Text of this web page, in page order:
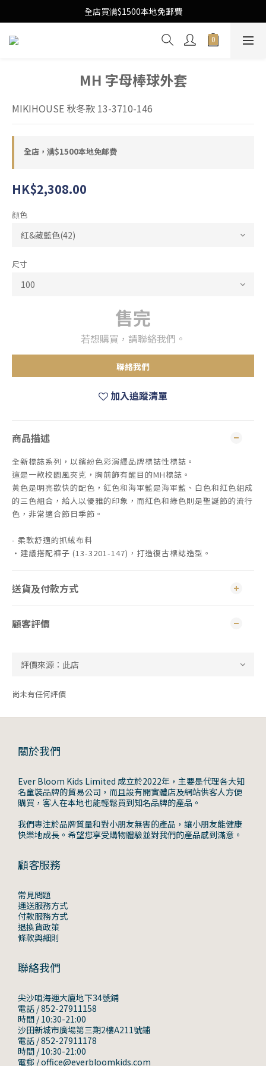
Free Local Shipping Upon $1500 purchase
全店買满$1500本地免郵費
Free Local Shipping Upon $1500 purchase
MH 字母棒球外套
MIKIHOUSE 秋冬款 13-3710-146
全店，满$1500本地免邮费
HK$2,308.00
顔色
尺寸
售完
若想購買，請聯絡我們。
聯絡我們
加入追蹤清單
商品描述
全新標誌系列，以繽紛色彩演繹品牌標誌性標誌。
這是一款校園風夾克，胸前​​飾有醒目的MH標誌。
黃色是明亮歡快的配色，紅色和海軍藍是海軍藍、白色和紅色組成
的三色組合，給人以優雅的印象，而紅色和綠色則是聖誕節的流行
色，非常適合節日季節。
- 柔軟舒適的抓絨布料
・建議搭配褲子 (13-3201-147)，打造復古標誌造型。
送貨及付款方式
顧客評價
尚未有任何評價
關於我們
Ever Bloom Kids Limited 成立於2022年，主要是代理各大知
名童裝品牌的貿易公司，而且設有開實體店及網站供客人方便
購買，客人在本地也能輕鬆買到知名品牌的產品。
我們專注於品牌質量和對小朋友無害的產品，讓小朋友能健康
快樂地成長。希望您享受購物體驗並對我們的產品感到滿意。
顧客服務
常見問題
運送服務方式
付款服務方式
退換貨政策
條款與細則
聯絡我們
尖沙咀海運大廈地下34號鋪
電話 / 852-27911158
時間 / 10:30-21:00
沙田新城市廣場第三期2樓A211號鋪
電話 / 852-27911178
時間 / 10:30-21:00
電郵 / office@everbloomkids.com